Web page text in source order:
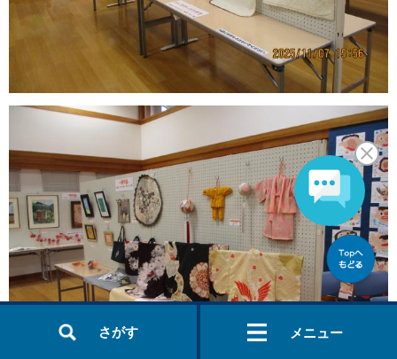
さがす メニュー